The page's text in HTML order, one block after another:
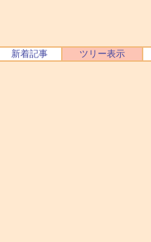
新着記事 ツリー表示